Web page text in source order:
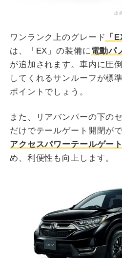
出
ワンランク上のグレード 「
は、「EX」の装備に 電動パ
が追加されます。車内に圧
してくれるサンルーフが標
ポイントでしょう。
また、リアバンパーの下の
だけでテールゲート開閉が
アクセスパワーテールゲート
め、利便性も向上します。